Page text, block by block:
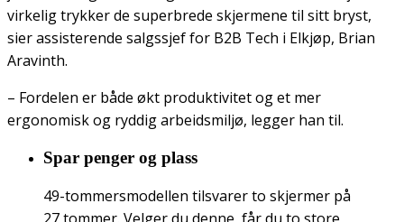
virkelig trykker de superbrede skjermene til sitt bryst,
sier assisterende salgssjef for B2B Tech i Elkjøp, Brian
Aravinth.
– Fordelen er både økt produktivitet og et mer
ergonomisk og ryddig arbeidsmiljø, legger han til.
Spar penger og plass
49-tommersmodellen tilsvarer to skjermer på